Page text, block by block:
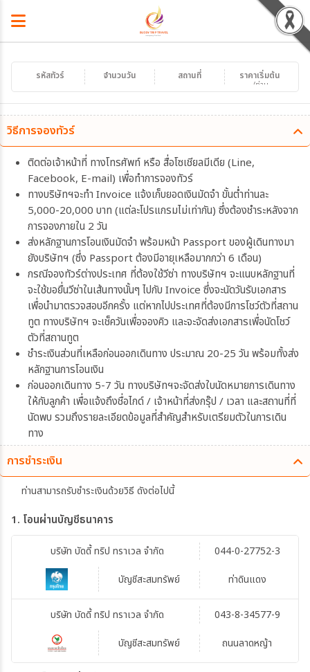
รหัสทัวร์ สถานที่
จำนวนวัน ราคาเริ่มต้น
/ท่าน
วิธีการจองทัวร์
ติดต่อเจ้าหน้าที่ ทางโทรศัพท์ หรือ สื่อโซเชียลมีเดีย (Line,
Facebook, E-mail) เพื่อทำการจองทัวร์
ทางบริษัทฯจะทำ Invoice แจ้งเก็บยอดเงินมัดจำ ขั้นต่ำท่านละ
5,000-20,000 บาท (แต่ละโปรแกรมไม่เท่ากัน) ซึ่งต้องชำระหลังจาก
การจองภายใน 2 วัน
ส่งหลักฐานการโอนเงินมัดจำ พร้อมหน้า Passport ของผู้เดินทางมา
ยังบริษัทฯ (ซึ่ง Passport ต้องมีอายุเหลือมากกว่า 6 เดือน)
กรณีจองทัวร์ต่างประเทศ ที่ต้องใช้วีซ่า ทางบริษัทฯ จะแนบหลักฐานที่
จะใช้ขอยื่นวีซ่าในเส้นทางนั้นๆ ไปกับ Invoice ซึ่งจะนัดวันรับเอกสาร
เพื่อนำมาตรวจสอบอีกครั้ง แต่หากไปประเทศที่ต้องมีการโชว์ตัวที่สถาน
ทูต ทางบริษัทฯ จะเช็ควันเพื่อจองคิว และจะจัดส่งเอกสารเพื่อนัดโชว์
ตัวที่สถานทูต
ชำระเงินส่วนที่เหลือก่อนออกเดินทาง ประมาณ 20-25 วัน พร้อมทั้งส่ง
หลักฐานการโอนเงิน
ก่อนออกเดินทาง 5-7 วัน ทางบริษัทฯจะจัดส่งใบนัดหมายการเดินทาง
ให้กับลูกค้า เพื่อแจ้งถึงชื่อไกด์ / เจ้าหน้าที่ส่งกรุ๊ป / เวลา และสถานที่ที่
นัดพบ รวมถึงรายละเอียดข้อมูลที่สำคัญสำหรับเตรียมตัวในการเดิน
ทาง
การชำระเงิน
ท่านสามารถรับชำระเงินด้วยวิธี ดังต่อไปนี้
1. โอนผ่านบัญชีธนาคาร
บัญชีสะสมทรัพย์
บริษัท บัดดี้ ทริป ทราเวล จำกัด
ท่าดินแดง
044-0-27752-3
บัญชีสะสมทรัพย์
บริษัท บัดดี้ ทริป ทราเวล จำกัด
ถนนลาดหญ้า
043-8-34577-9